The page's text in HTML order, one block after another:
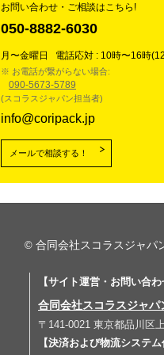
お問い合わせ・ご相談はこちら!
050-8882-6030
月〜金曜日 電話応対 : 10時〜16時
※ お電話が繋がらない場合:
090-5673-5789
(スコラスジャパン担当者)
info@coripack.jp
メールで相談する！
© 合同会社スコラスジャパ
【サイト運営・お問い合
合同会社スコラスジャ
〒141-0021 東京都品川区
【決済および物流システ